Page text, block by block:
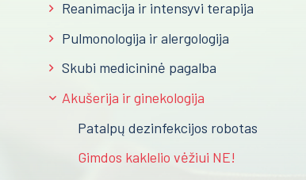
Reanimacija ir intensyvi terapija
Pulmonologija ir alergologija
Skubi medicininė pagalba
Akušerija ir ginekologija
Patalpų dezinfekcijos robotas
Gimdos kaklelio vėžiui NE!